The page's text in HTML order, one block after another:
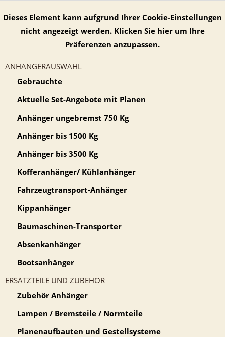
Dieses Element kann aufgrund Ihrer Cookie-Einstellungen
nicht angezeigt werden. Klicken Sie hier um Ihre
Präferenzen anzupassen.
ANHÄNGERAUSWAHL
Gebrauchte
Aktuelle Set-Angebote mit Planen
Anhänger ungebremst 750 Kg
Anhänger bis 1500 Kg
Anhänger bis 3500 Kg
Kofferanhänger/ Kühlanhänger
Fahrzeugtransport-Anhänger
Kippanhänger
Baumaschinen-Transporter
Absenkanhänger
Bootsanhänger
ERSATZTEILE UND ZUBEHÖR
Zubehör Anhänger
Lampen / Bremsteile / Normteile
Planenaufbauten und Gestellsysteme